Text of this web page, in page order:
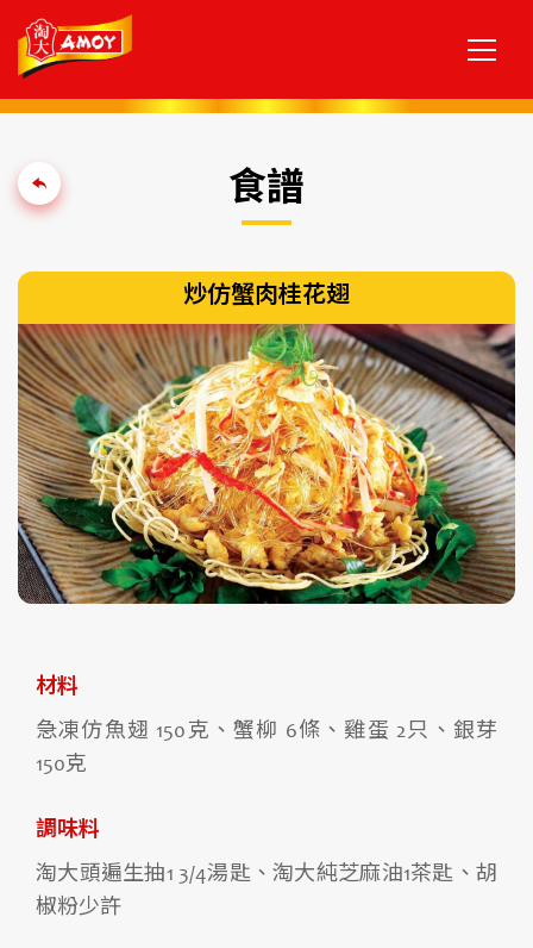
食譜
炒仿蟹肉桂花翅
材料
急凍仿魚翅 150克、蟹柳 6條、雞蛋 2只、銀芽
150克
調味料
淘大頭遍生抽1 3/4湯匙、淘大純芝麻油1茶匙、胡
椒粉少許